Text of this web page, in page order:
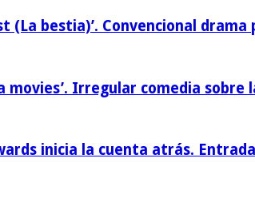
(La bestia)’. Convencional drama
movies’. Irregular comedia sobre
inicia la cuenta atrás.